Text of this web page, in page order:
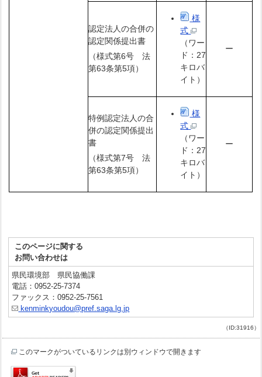
認定法人の合併の
認定関係提出書
（様式第6号 法
第63条第5項）
様
式
（ワー
ド：27
キロバ
イト）
ー
特例認定法人の合
併の認定関係提出
書
（様式第7号 法
第63条第5項）
様
式
（ワー
ド：27
キロバ
イト）
ー
このページに関する
お問い合わせは
県民環境部 県民協働課
電話：0952-25-7374
ファックス：0952-25-7561
kenminkyoudou@pref.saga.lg.jp
（ID:31916）
このマークがついているリンクは別ウィンドウで開きます